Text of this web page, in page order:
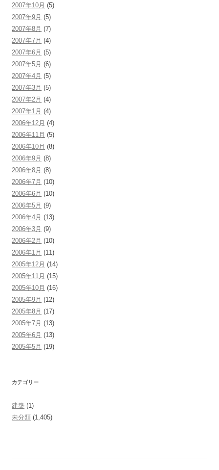
2007年10月 (5)
2007年9月 (5)
2007年8月 (7)
2007年7月 (4)
2007年6月 (5)
2007年5月 (6)
2007年4月 (5)
2007年3月 (5)
2007年2月 (4)
2007年1月 (4)
2006年12月 (4)
2006年11月 (5)
2006年10月 (8)
2006年9月 (8)
2006年8月 (8)
2006年7月 (10)
2006年6月 (10)
2006年5月 (9)
2006年4月 (13)
2006年3月 (9)
2006年2月 (10)
2006年1月 (11)
2005年12月 (14)
2005年11月 (15)
2005年10月 (16)
2005年9月 (12)
2005年8月 (17)
2005年7月 (13)
2005年6月 (13)
2005年5月 (19)
カテゴリー
建築 (1)
未分類 (1,405)